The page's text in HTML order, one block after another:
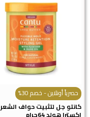
حصرياً أونلاين - خصم 30%
كانتو جل لتثبيت حواف الشعر